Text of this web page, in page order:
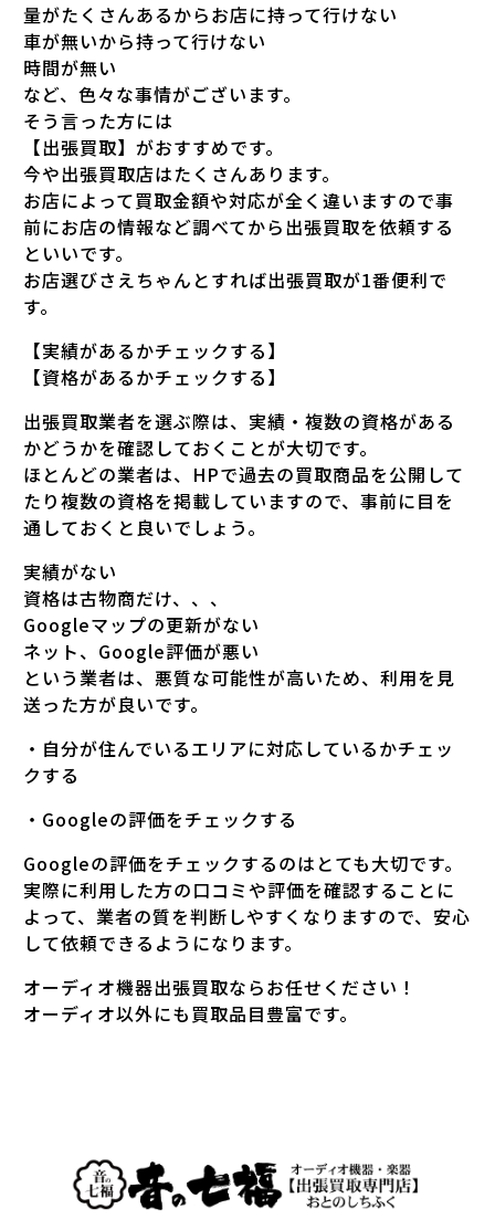
量がたくさんあるからお店に持って行けない
車が無いから持って行けない
時間が無い
など、色々な事情がございます。
そう言った方には
【出張買取】がおすすめです。
今や出張買取店はたくさんあります。
お店によって買取金額や対応が全く違いますので事
前にお店の情報など調べてから出張買取を依頼する
といいです。
お店選びさえちゃんとすれば出張買取が1番便利で
す。
【実績があるかチェックする】
【資格があるかチェックする】
出張買取業者を選ぶ際は、実績・複数の資格がある
かどうかを確認しておくことが大切です。
ほとんどの業者は、HPで過去の買取商品を公開して
たり複数の資格を掲載していますので、事前に目を
通しておくと良いでしょう。
実績がない
資格は古物商だけ、、、
Googleマップの更新がない
ネット、Google評価が悪い
という業者は、悪質な可能性が高いため、利用を見
送った方が良いです。
・自分が住んでいるエリアに対応しているかチェッ
クする
・Googleの評価をチェックする
Googleの評価をチェックするのはとても大切です。
実際に利用した方の口コミや評価を確認することに
よって、業者の質を判断しやすくなりますので、安心
して依頼できるようになります。
オーディオ機器出張買取ならお任せください！
オーディオ以外にも買取品目豊富です。